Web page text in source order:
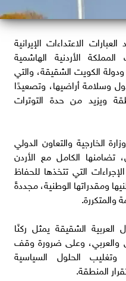
الاعتداءات الإيرانية
الأردنية الهاشمية
الكويت الشقيقة، والتي
وسلامة أراضيها، وتصعيدًا
ويزيد من حدة التوترات
الخارجية والتعاون الدولي
تضامنها الكامل مع الأردن
التي تتخذها للحفاظ
ومقدراتها الوطنية، مجددةً
والمتكررة.
الشقيقة يمثل ركنًا
والعربي، وعلى ضرورة وقف
وتغليب الحلول السياسية
المنطقة.